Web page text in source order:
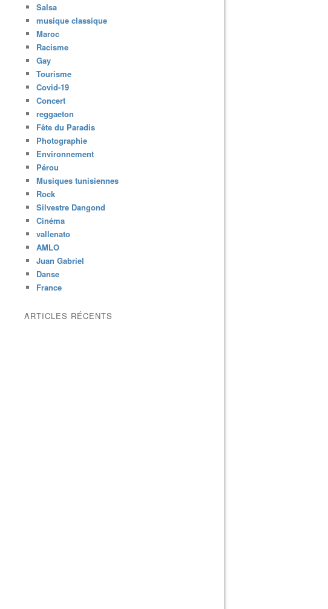
Salsa
musique classique
Maroc
Racisme
Gay
Tourisme
Covid-19
Concert
reggaeton
Fête du Paradis
Photographie
Environnement
Pérou
Musiques tunisiennes
Rock
Silvestre Dangond
Cinéma
vallenato
AMLO
Juan Gabriel
Danse
France
ARTICLES RÉCENTS